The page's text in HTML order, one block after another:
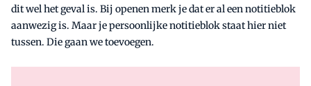
dit wel het geval is. Bij openen merk je dat er al een notitieblok
aanwezig is. Maar je persoonlijke notitieblok staat hier niet
tussen. Die gaan we toevoegen.